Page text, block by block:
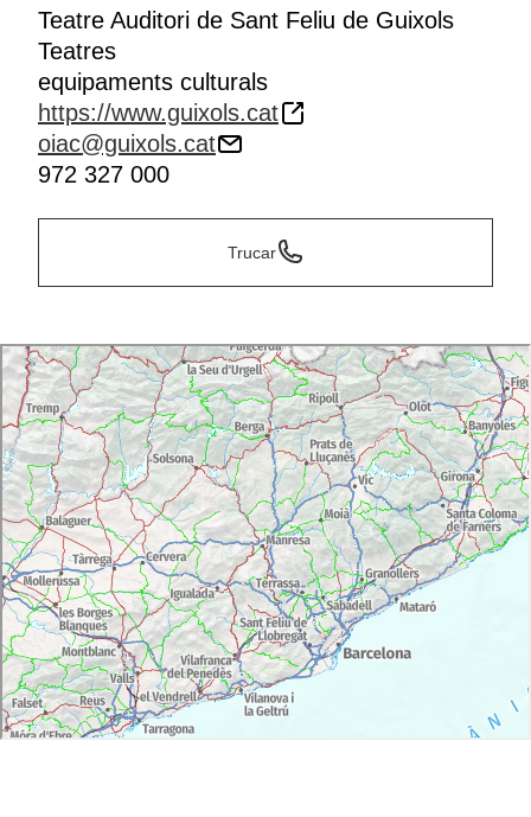
Teatre Auditori de Sant Feliu de Guixols
Teatres
equipaments culturals
https://www.guixols.cat
oiac@guixols.cat
972 327 000
Trucar